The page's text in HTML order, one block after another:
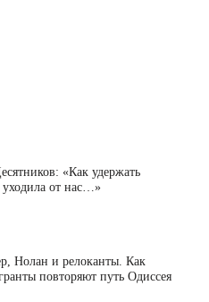
«Как удержать
уходила от нас…»
Нолан и релоканты. Как
повторяют путь Одиссея